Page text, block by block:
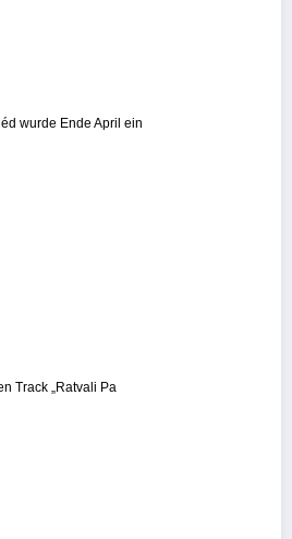
wurde Ende April ein
Track „Ratvali Pa